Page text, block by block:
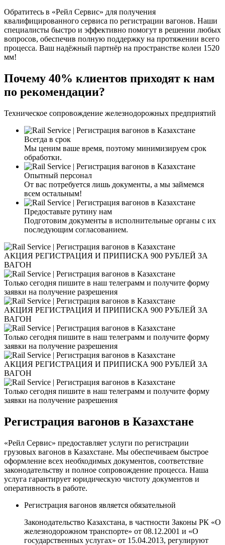
Обратитесь в «Рейл Сервис» для получения
квалифицированного сервиса по регистрации вагонов. Наши
специалисты быстро и эффективно помогут в решении любых
вопросов, обеспечив полную поддержку на протяжении всего
процесса. Ваш надёжный партнёр на пространстве колеи 1520
мм!
Почему 40% клиентов приходят к нам
по рекомендации?
Техническое сопровождение железнодорожных предприятий
Всегда в срок
Мы ценим ваше время, поэтому минимизируем срок
обработки.
Опытный персонал
От вас потребуется лишь документы, а мы займемся
всем остальным!
Предоставьте рутину нам
Подготовим документы в исполнительные органы с их
последующим согласованием.
АКЦИЯ РЕГИСТРАЦИЯ И ПРИПИСКА 900 РУБЛЕЙ ЗА
ВАГОН
Только сегодня пишите в наш телеграмм и получите форму
заявки на получение разрешения
АКЦИЯ РЕГИСТРАЦИЯ И ПРИПИСКА 900 РУБЛЕЙ ЗА
ВАГОН
Только сегодня пишите в наш телеграмм и получите форму
заявки на получение разрешения
АКЦИЯ РЕГИСТРАЦИЯ И ПРИПИСКА 900 РУБЛЕЙ ЗА
ВАГОН
Только сегодня пишите в наш телеграмм и получите форму
заявки на получение разрешения
Регистрация вагонов в Казахстане
«Рейл Сервис» предоставляет услуги по регистрации
грузовых вагонов в Казахстане. Мы обеспечиваем быстрое
оформление всех необходимых документов, соответствие
законодательству и полное сопровождение процесса. Наша
услуга гарантирует юридическую чистоту документов и
оперативность в работе.
Регистрация вагонов является обязательной
Законодательство Казахстана, в частности Законы РК «О
железнодорожном транспорте» от 08.12.2001 и «О
государственных услугах» от 15.04.2013, регулируют